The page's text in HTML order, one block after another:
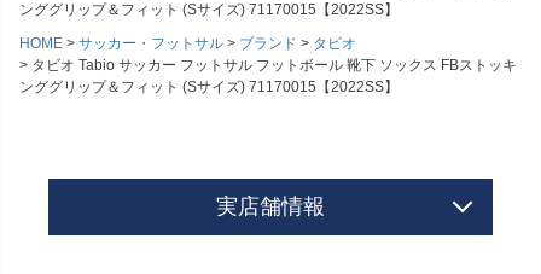
ンググリップ＆フィット (Sサイズ) 71170015【2022SS】
HOME
サッカー・フットサル ブランド
タビオ
タビオ Tabio サッカー フットサル フットボール 靴下 ソックス FBストッキ
ンググリップ＆フィット (Sサイズ) 71170015【2022SS】
実店舗情報